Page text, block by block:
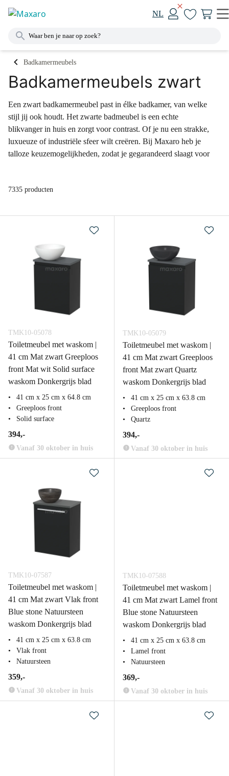
NL
Badkamermeubels
Badkamermeubels zwart
Een zwart badkamermeubel past in élke badkamer, van welke
stijl jij ook houdt. Het zwarte badmeubel is een echte
blikvanger in huis en zorgt voor contrast. Of je nu een strakke,
luxueuze of industriële sfeer wilt creëren. Bij Maxaro heb je
talloze keuzemogelijkheden, zodat je gegarandeerd slaagt voor
in onze megashowrooms.
7335 producten
TMK10-05078
Toiletmeubel met waskom |
41 cm Mat zwart Greeploos
front Mat wit Solid surface
waskom Donkergrijs blad
41 cm x 25 cm x 64.8 cm
Greeploos front
Solid surface
394,-
Vanaf 30 oktober in huis
TMK10-05079
Toiletmeubel met waskom |
41 cm Mat zwart Greeploos
front Mat zwart Quartz
waskom Donkergrijs blad
41 cm x 25 cm x 63.8 cm
Greeploos front
Quartz
394,-
Vanaf 30 oktober in huis
TMK10-07587
Toiletmeubel met waskom |
41 cm Mat zwart Vlak front
Blue stone Natuursteen
waskom Donkergrijs blad
41 cm x 25 cm x 63.8 cm
Vlak front
Natuursteen
359,-
Vanaf 30 oktober in huis
TMK10-07588
Toiletmeubel met waskom |
41 cm Mat zwart Lamel front
Blue stone Natuursteen
waskom Donkergrijs blad
41 cm x 25 cm x 63.8 cm
Lamel front
Natuursteen
369,-
Vanaf 30 oktober in huis